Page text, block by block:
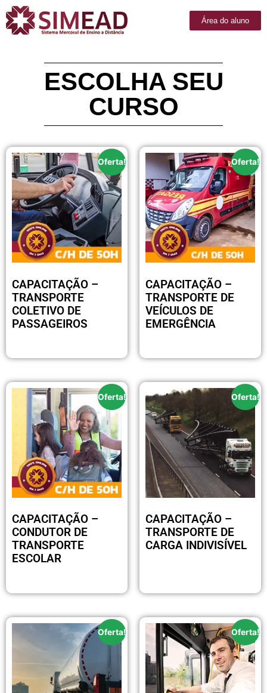
Área do aluno
ESCOLHA SEU
CURSO
Oferta!
CAPACITAÇÃO –
TRANSPORTE
COLETIVO DE
PASSAGEIROS
Oferta!
CAPACITAÇÃO –
TRANSPORTE DE
VEÍCULOS DE
EMERGÊNCIA
Oferta!
CAPACITAÇÃO –
CONDUTOR DE
TRANSPORTE
ESCOLAR
Oferta!
CAPACITAÇÃO –
TRANSPORTE DE
CARGA INDIVISÍVEL
Oferta! Oferta!